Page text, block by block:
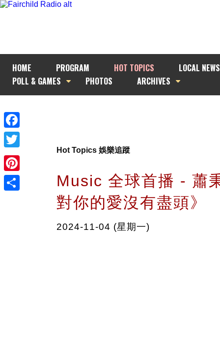
HOME PROGRAM HOT TOPICS
LOCAL NEWS
POLL & GAMES
PHOTOS ARCHIVES
Facebook
Twitter
Pinterest
Hot Topics 娛樂追蹤
Music 全球首播 - 蕭
對你的愛沒有盡頭》
2024-11-04 (星期一)